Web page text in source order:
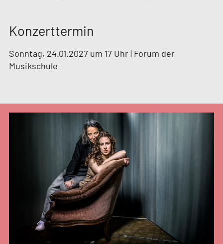
Konzerttermin
Sonntag, 24.01.2027 um 17 Uhr | Forum der
Musikschule